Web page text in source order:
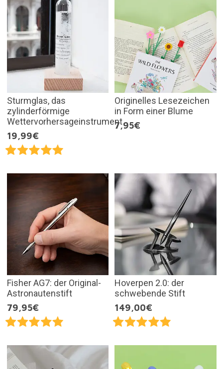
Sturmglas, das
zylinderförmige
Wettervorhersageinstrument
19,99€
Originelles Lesezeichen
in Form einer Blume
7,95€
Fisher AG7: der Original-
Astronautenstift
79,95€
Hoverpen 2.0: der
schwebende Stift
149,00€